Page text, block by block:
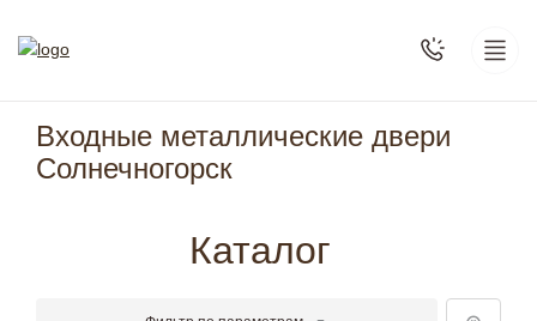
Входные металлические двери
Солнечногорск
Каталог